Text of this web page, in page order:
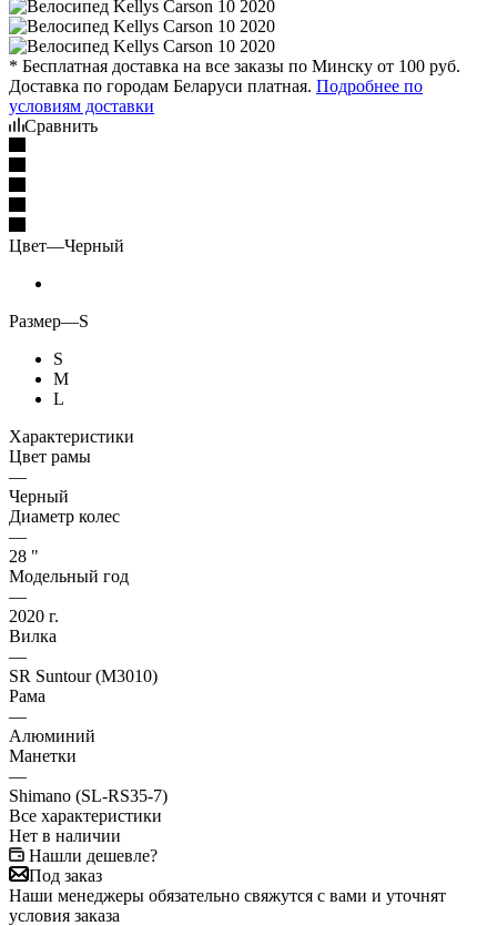
* Бесплатная доставка на все заказы по Минску от 100 руб.
Доставка по городам Беларуси платная. Подробнее по
условиям доставки
Сравнить
Цвет—Черный
Размер—S
S
M
L
Характеристики
Цвет рамы
—
Черный
Диаметр колес
—
28 "
Модельный год
—
2020 г.
Вилка
—
SR Suntour (M3010)
Рама
—
Алюминий
Манетки
—
Shimano (SL-RS35-7)
Все характеристики
Нет в наличии
Нашли дешевле?
Под заказ
Наши менеджеры обязательно свяжутся с вами и уточнят
условия заказа